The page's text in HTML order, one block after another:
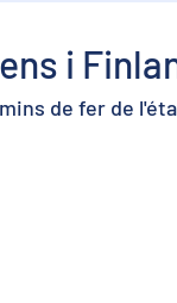
i
de fer de